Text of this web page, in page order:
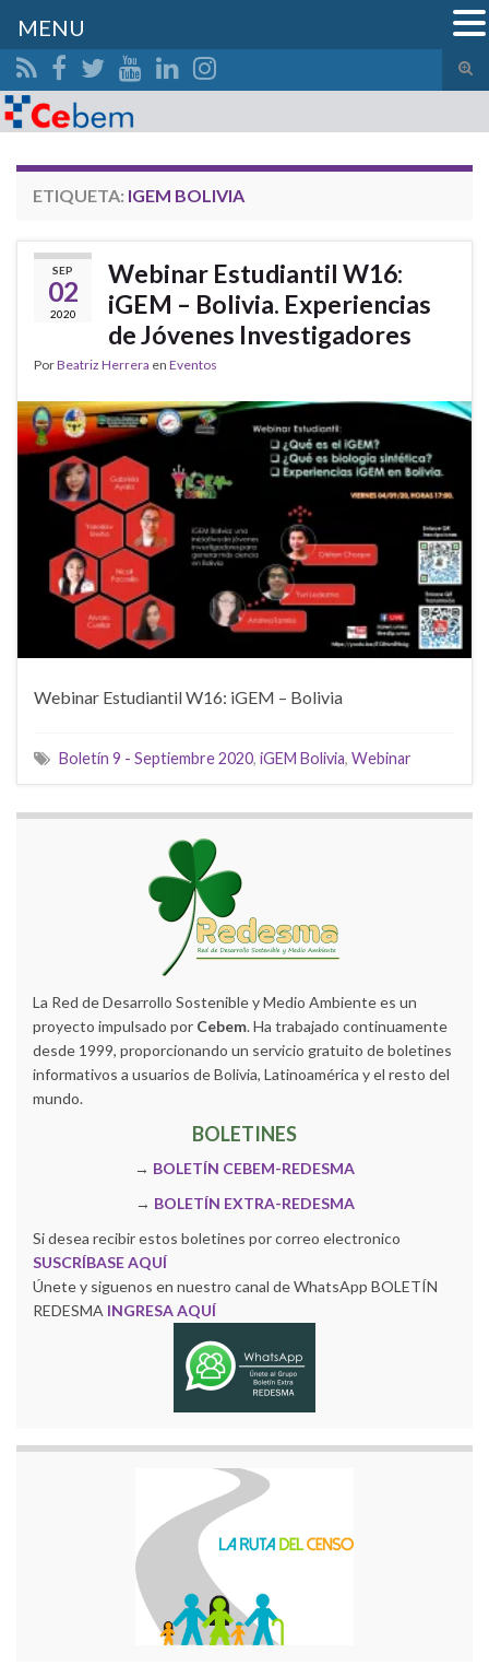
el
Search for:
ETIQUETA: IGEM BOLIVIA
SEP
02
2020
Webinar Estudiantil W16:
iGEM – Bolivia. Experiencias
de Jóvenes Investigadores
PorBeatriz Herrera en Eventos
Webinar Estudiantil W16: iGEM – Bolivia
Boletín 9 - Septiembre 2020, iGEM Bolivia, Webinar
La Red de Desarrollo Sostenible y Medio Ambiente es un
proyecto impulsado por Cebem. Ha trabajado continuamente
desde 1999, proporcionando un servicio gratuito de boletines
informativos a usuarios de Bolivia, Latinoamérica y el resto del
mundo.
BOLETINES
→ BOLETÍN CEBEM-REDESMA
→ BOLETÍN EXTRA-REDESMA
Si desea recibir estos boletines por correo electronico
SUSCRÍBASE AQUÍ
Únete y siguenos en nuestro canal de WhatsApp BOLETÍN
REDESMA INGRESA AQUÍ
MENU